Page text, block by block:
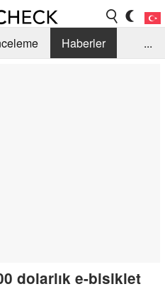
Haberler
...
dolarlık e-bisiklet